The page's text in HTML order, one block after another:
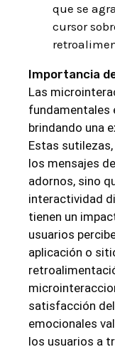
que se
cursor
Importancia
Las
fundamentales
brindando una
Estas
los mensajes
adornos, sino
interactividad
tienen un
usuarios
aplicación o
satisfacción
emocionales
los usuarios a